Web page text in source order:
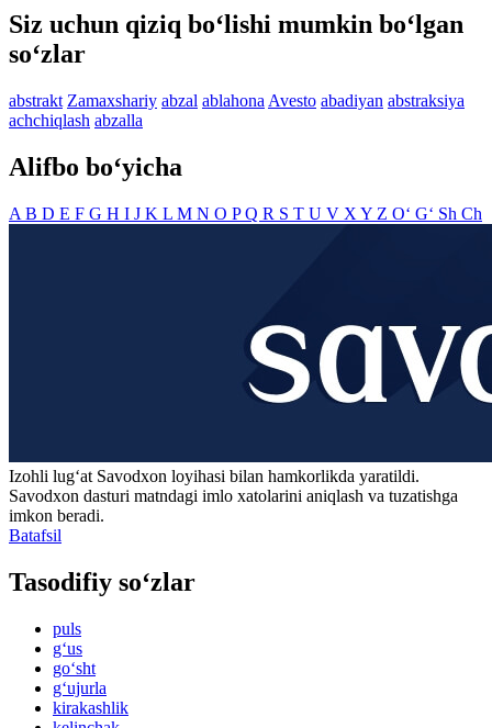
Siz uchun qiziq bo‘lishi mumkin bo‘lgan
so‘zlar
abstrakt Zamaxshariy abzal ablahona Avesto abadiyan abstraksiya
achchiqlash abzalla
Alifbo bo‘yicha
A B D E F G H I J K L M N O PQ R S T U V X Y Z O‘ G‘ Sh Ch
Izohli lugʻat Savodxon loyihasi bilan hamkorlikda yaratildi.
Savodxon dasturi matndagi imlo xatolarini aniqlash va tuzatishga
imkon beradi.
Batafsil
Tasodifiy so‘zlar
puls
g‘us
go‘sht
g‘ujurla
kirakashlik